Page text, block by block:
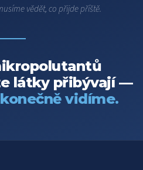
vědět, co přijde příště.
látky přibývají —
konečně vidíme.